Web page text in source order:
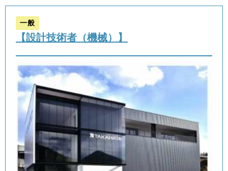
一般
【設計技術者（機械）】